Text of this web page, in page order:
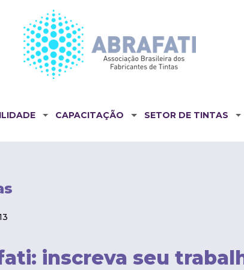
CAPACITAÇÃO SETOR DE TINTAS
inscreva seu